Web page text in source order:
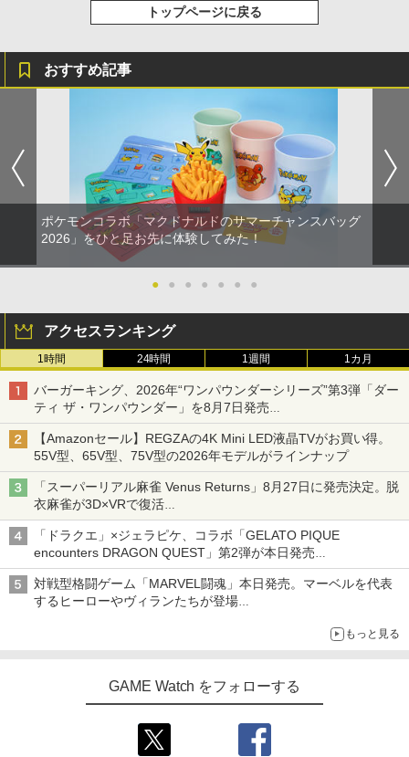
トップページに戻る
おすすめ記事
ポケモンコラボ「マクドナルドのサマーチャンスバッグ
2026」をひと足お先に体験してみた！
● ● ● ● ● ● ●
アクセスランキング
1時間 24時間 1週間 1カ月
バーガーキング、2026年“ワンパウンダーシリーズ”第3弾「ダー
ティ ザ・ワンパウンダー」を8月7日発売
「特製ガーリックマヨソース」を使用した超大型チーズバーガー
【Amazonセール】REGZAの4K Mini LED液晶TVがお買い得。
55V型、65V型、75V型の2026年モデルがラインナップ
「スーパーリアル麻雀 Venus Returns」8月27日に発売決定。脱
衣麻雀が3D×VRで復活
発売から2週間は20%オフになるセールが実施
「ドラクエ」×ジェラピケ、コラボ「GELATO PIQUE
encounters DRAGON QUEST」第2弾が本日発売
アイスカップに入ったスライムやわたぼう、ベビーサタンなどが
オリジナルアートで登場
対戦型格闘ゲーム「MARVEL闘魂」本日発売。マーベルを代表
するヒーローやヴィランたちが登場
もっと見る
GAME Watch をフォローする